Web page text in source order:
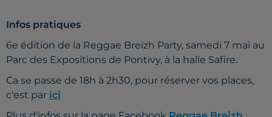
Infos pratiques
6e édition de la Reggae Breizh Party, samedi 7 mai au
Parc des Expositions de Pontivy, à la halle Safire.
Ca se passe de 18h à 2h30, pour réserver vos places,
c'est par ici